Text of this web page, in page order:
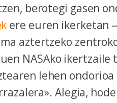
berotegi gasen
ere euren ikerketan
aztertzeko
NASAko
lehen
Alegia,